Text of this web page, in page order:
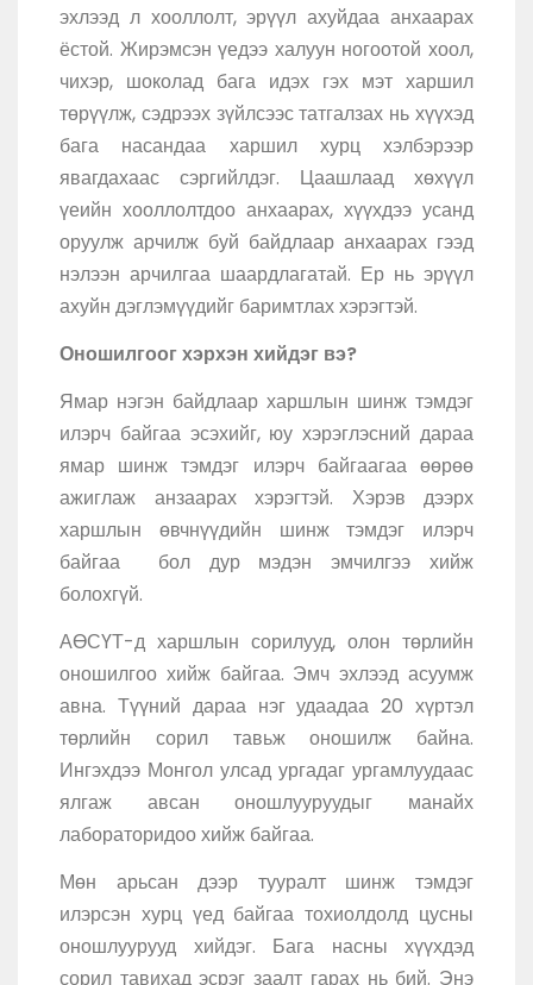
эхлээд л хооллолт, эрүүл ахуйдаа анхаарах
ёстой. Жирэмсэн үедээ халуун ногоотой хоол,
чихэр, шоколад бага идэх гэх мэт харшил
төрүүлж, сэдрээх зүйлсээс татгалзах нь хүүхэд
бага насандаа харшил хурц хэлбэрээр
явагдахаас сэргийлдэг. Цаашлаад хөхүүл
үеийн хооллолтдоо анхаарах, хүүхдээ усанд
оруулж арчилж буй байдлаар анхаарах гээд
нэлээн арчилгаа шаардлагатай. Ер нь эрүүл
ахуйн дэглэмүүдийг баримтлах хэрэгтэй.
Оношилгоог хэрхэн хийдэг вэ?
Ямар нэгэн байдлаар харшлын шинж тэмдэг
илэрч байгаа эсэхийг, юу хэрэглэсний дараа
ямар шинж тэмдэг илэрч байгаагаа өөрөө
ажиглаж анзаарах хэрэгтэй. Хэрэв дээрх
харшлын өвчнүүдийн шинж тэмдэг илэрч
байгаа бол дур мэдэн эмчилгээ хийж
болохгүй.
АӨСҮТ-д харшлын сорилууд, олон төрлийн
оношилгоо хийж байгаа. Эмч эхлээд асуумж
авна. Түүний дараа нэг удаадаа 20 хүртэл
төрлийн сорил тавьж оношилж байна.
Ингэхдээ Монгол улсад ургадаг ургамлуудаас
ялгаж авсан оношлууруудыг манайх
лабораторидоо хийж байгаа.
Мөн арьсан дээр тууралт шинж тэмдэг
илэрсэн хурц үед байгаа тохиолдолд цусны
оношлуурууд хийдэг. Бага насны хүүхдэд
сорил тавихад эсрэг заалт гарах нь бий. Энэ